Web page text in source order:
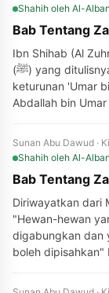
Shahih oleh Al-
Bab Tentang
Ibn Shihab (Al
(ﷺ) yang ditulisnya tentang zakat. Ini berada di tangan
keturunan 'Umar
Abdallah bin
Sunan Abu Dawud ·
Shahih oleh Al-
Bab Tentang
Diriwayatkan dari
"Hewan-hewan
digabungkan dan
boleh dipisahkan"